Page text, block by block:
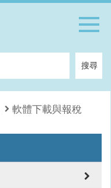
鍵
字
尋
搜尋
軟體下載與報稅